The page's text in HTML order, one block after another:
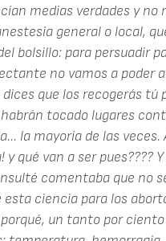
medias verdades y
general o local,
bolsillo: para persuadir
no vamos a poder
dices que los recogerás
tocado lugares
la mayoría de las
y qué van a ser
comentaba que no
esta ciencia para los
un tanto por